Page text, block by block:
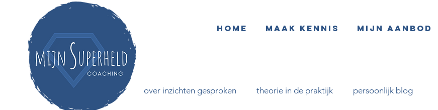
Home Maak kennis Mijn aanbod
All Posts over inzichten gesproken theorie in de praktijk persoonlijk blog